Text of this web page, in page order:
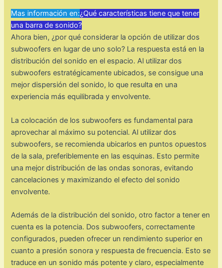
Mas información en:¿Qué características tiene que tener
una barra de sonido?
Ahora bien, ¿por qué considerar la opción de utilizar dos
subwoofers en lugar de uno solo? La respuesta está en la
distribución del sonido en el espacio. Al utilizar dos
subwoofers estratégicamente ubicados, se consigue una
mejor dispersión del sonido, lo que resulta en una
experiencia más equilibrada y envolvente.
La colocación de los subwoofers es fundamental para
aprovechar al máximo su potencial. Al utilizar dos
subwoofers, se recomienda ubicarlos en puntos opuestos
de la sala, preferiblemente en las esquinas. Esto permite
una mejor distribución de las ondas sonoras, evitando
cancelaciones y maximizando el efecto del sonido
envolvente.
Además de la distribución del sonido, otro factor a tener en
cuenta es la potencia. Dos subwoofers, correctamente
configurados, pueden ofrecer un rendimiento superior en
cuanto a presión sonora y respuesta de frecuencia. Esto se
traduce en un sonido más potente y claro, especialmente